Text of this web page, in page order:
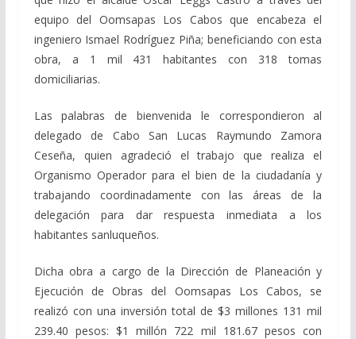
equipo del Oomsapas Los Cabos que encabeza el
ingeniero Ismael Rodríguez Piña; beneficiando con esta
obra, a 1 mil 431 habitantes con 318 tomas
domiciliarias.
Las palabras de bienvenida le correspondieron al
delegado de Cabo San Lucas Raymundo Zamora
Ceseña, quien agradeció el trabajo que realiza el
Organismo Operador para el bien de la ciudadanía y
trabajando coordinadamente con las áreas de la
delegación para dar respuesta inmediata a los
habitantes sanluqueños.
Dicha obra a cargo de la Dirección de Planeación y
Ejecución de Obras del Oomsapas Los Cabos, se
realizó con una inversión total de $3 millones 131 mil
239.40 pesos: $1 millón 722 mil 181.67 pesos con